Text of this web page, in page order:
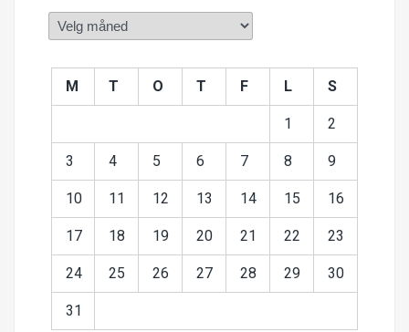
Arkiv
M T O T F L S
1 2
3 4 5 6 7 8 9
10 11 12 13 14 15 16
17 18 19 20 21 22 23
24 25 26 27 28 29 30
31